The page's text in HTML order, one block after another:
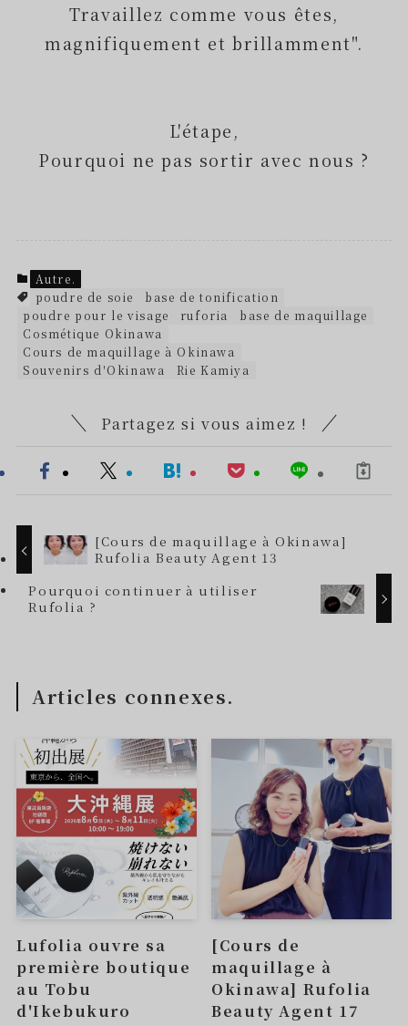
Travaillez comme vous êtes,
magnifiquement et brillamment".
L'étape,
Pourquoi ne pas sortir avec nous ?
Autre.
poudre de soie
base de tonification
poudre pour le visage
ruforia
base de maquillage
Cosmétique Okinawa
Cours de maquillage à Okinawa
Souvenirs d'Okinawa
Rie Kamiya
Partagez si vous aimez !
[Cours de maquillage à Okinawa]
Rufolia Beauty Agent 13
Pourquoi continuer à utiliser
Rufolia ?
Articles connexes.
Lufolia ouvre sa
première boutique
au Tobu
d'Ikebukuro
[Cours de
maquillage à
Okinawa] Rufolia
Beauty Agent 17